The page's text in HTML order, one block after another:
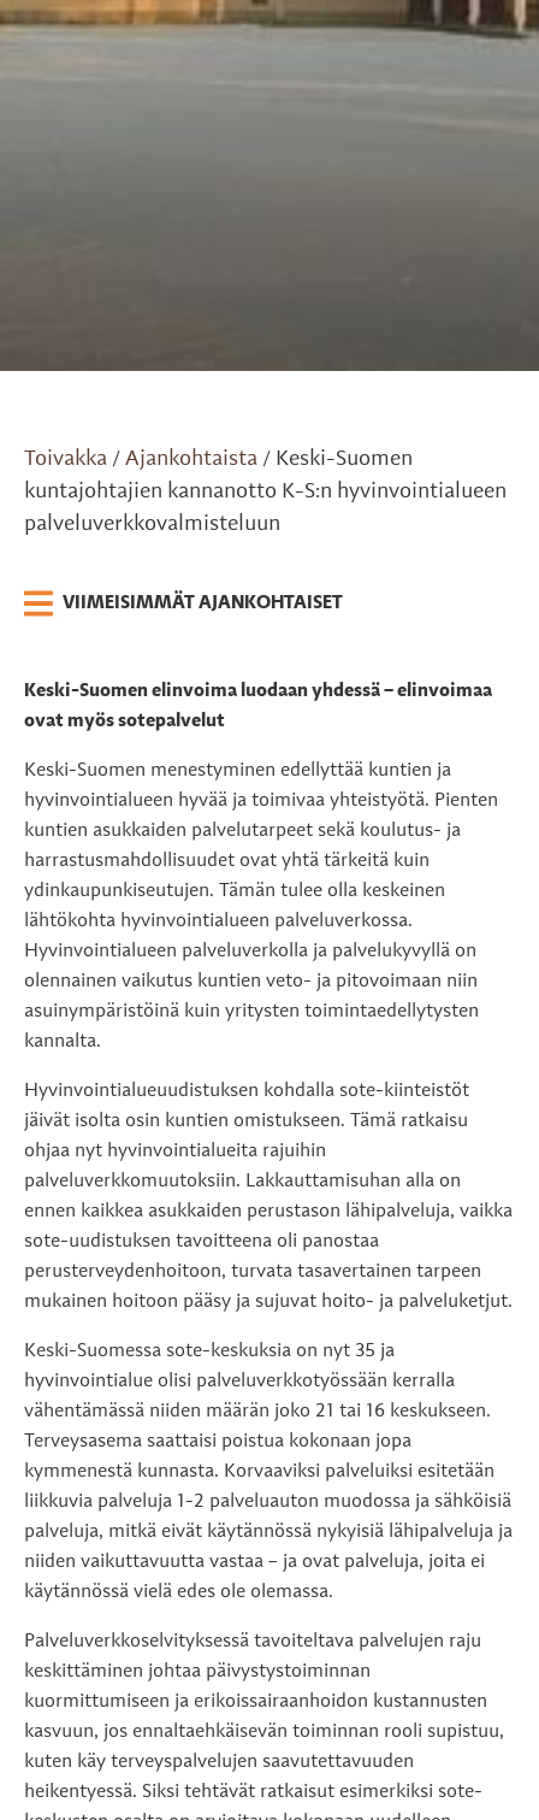
Toivakka / Ajankohtaista / Keski-Suomen
kuntajohtajien kannanotto K-S:n hyvinvointialueen
palveluverkkovalmisteluun
VIIMEISIMMÄT AJANKOHTAISET
Keski-Suomen elinvoima luodaan yhdessä – elinvoimaa
ovat myös sotepalvelut
Keski-Suomen menestyminen edellyttää kuntien ja
hyvinvointialueen hyvää ja toimivaa yhteistyötä. Pienten
kuntien asukkaiden palvelutarpeet sekä koulutus- ja
harrastusmahdollisuudet ovat yhtä tärkeitä kuin
ydinkaupunkiseutujen. Tämän tulee olla keskeinen
lähtökohta hyvinvointialueen palveluverkossa.
Hyvinvointialueen palveluverkolla ja palvelukyvyllä on
olennainen vaikutus kuntien veto- ja pitovoimaan niin
asuinympäristöinä kuin yritysten toimintaedellytysten
kannalta.
Hyvinvointialueuudistuksen kohdalla sote-kiinteistöt
jäivät isolta osin kuntien omistukseen. Tämä ratkaisu
ohjaa nyt hyvinvointialueita rajuihin
palveluverkkomuutoksiin. Lakkauttamisuhan alla on
ennen kaikkea asukkaiden perustason lähipalveluja, vaikka
sote-uudistuksen tavoitteena oli panostaa
perusterveydenhoitoon, turvata tasavertainen tarpeen
mukainen hoitoon pääsy ja sujuvat hoito- ja palveluketjut.
Keski-Suomessa sote-keskuksia on nyt 35 ja
hyvinvointialue olisi palveluverkkotyössään kerralla
vähentämässä niiden määrän joko 21 tai 16 keskukseen.
Terveysasema saattaisi poistua kokonaan jopa
kymmenestä kunnasta. Korvaaviksi palveluiksi esitetään
liikkuvia palveluja 1-2 palveluauton muodossa ja sähköisiä
palveluja, mitkä eivät käytännössä nykyisiä lähipalveluja ja
niiden vaikuttavuutta vastaa – ja ovat palveluja, joita ei
käytännössä vielä edes ole olemassa.
Palveluverkkoselvityksessä tavoiteltava palvelujen raju
keskittäminen johtaa päivystystoiminnan
kuormittumiseen ja erikoissairaanhoidon kustannusten
kasvuun, jos ennaltaehkäisevän toiminnan rooli supistuu,
kuten käy terveyspalvelujen saavutettavuuden
heikentyessä. Siksi tehtävät ratkaisut esimerkiksi sote-